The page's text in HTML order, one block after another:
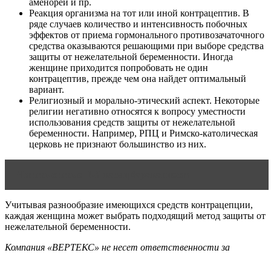
аменореи и пр.
Реакция организма на тот или иной контрацептив. В
ряде случаев количество и интенсивность побочных
эффектов от приема гормонального противозачаточного
средства оказываются решающими при выборе средства
защиты от нежелательной беременности. Иногда
женщине приходится попробовать не один
контрацептив, прежде чем она найдет оптимальный
вариант.
Религиозный и морально-этический аспект. Некоторые
религии негативно относятся к вопросу уместности
использования средств защиты от нежелательной
беременности. Например, РПЦ и Римско-католическая
церковь не признают большинство из них.
Учитывая разнообразие имеющихся средств контрацепции,
каждая женщина может выбрать подходящий метод защиты от
нежелательной беременности.
Компания «ВЕРТЕКС» не несет ответственности за